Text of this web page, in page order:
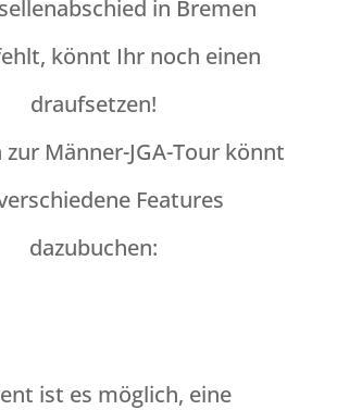
in Bremen
könnt Ihr noch einen
draufsetzen!
zur Männer-JGA-Tour könnt
Features
dazubuchen:
ist es möglich, eine